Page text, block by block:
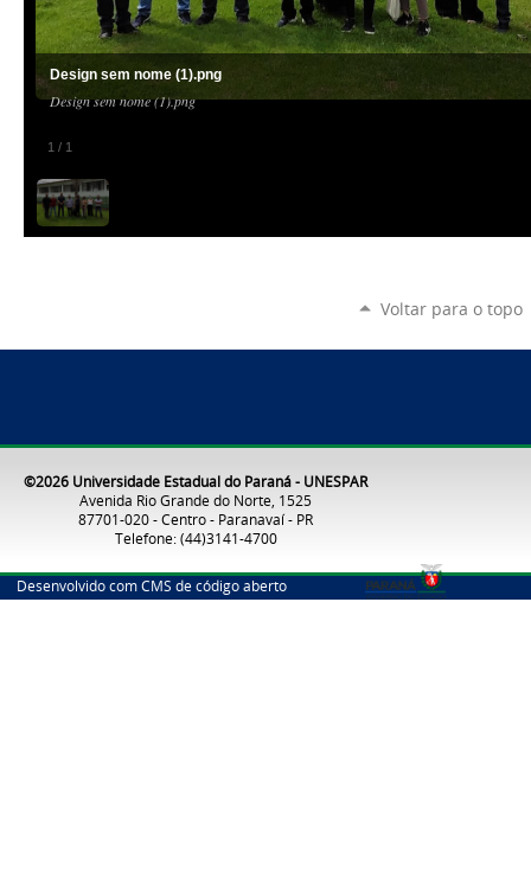
1 / 1
Design sem nome (1).png
Design sem nome (1).png
Voltar para o topo
©2026 Universidade Estadual do Paraná - UNESPAR
Avenida Rio Grande do Norte, 1525
87701-020 - Centro - Paranavaí - PR
Telefone: (44)3141-4700
Desenvolvido com CMS de código aberto